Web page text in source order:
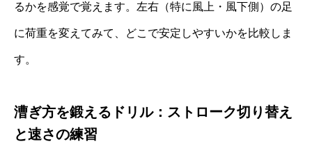
るかを感覚で覚えます。左右（特に風上・風下側）の足
に荷重を変えてみて、どこで安定しやすいかを比較しま
す。
漕ぎ方を鍛えるドリル：ストローク切り替え
と速さの練習